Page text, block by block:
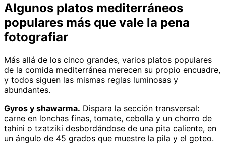
Algunos platos mediterráneos
populares más que vale la pena
fotografiar
Más allá de los cinco grandes, varios platos populares
de la comida mediterránea merecen su propio encuadre,
y todos siguen las mismas reglas luminosas y
abundantes.
Gyros y shawarma. Dispara la sección transversal:
carne en lonchas finas, tomate, cebolla y un chorro de
tahini o tzatziki desbordándose de una pita caliente, en
un ángulo de 45 grados que muestre la pila y el goteo.